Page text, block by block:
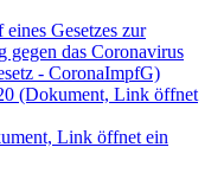
Gesetzes zur
gegen das Coronavirus
- CoronaImpfG)
(Dokument, Link öffnet
Link öffnet ein